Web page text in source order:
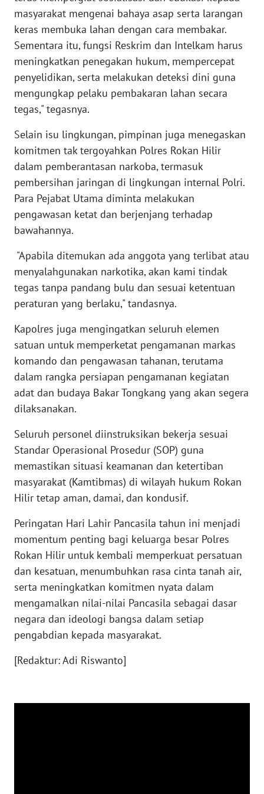
masyarakat mengenai bahaya asap serta larangan
keras membuka lahan dengan cara membakar.
Sementara itu, fungsi Reskrim dan Intelkam harus
meningkatkan penegakan hukum, mempercepat
penyelidikan, serta melakukan deteksi dini guna
mengungkap pelaku pembakaran lahan secara
tegas," tegasnya.
Selain isu lingkungan, pimpinan juga menegaskan
komitmen tak tergoyahkan Polres Rokan Hilir
dalam pemberantasan narkoba, termasuk
pembersihan jaringan di lingkungan internal Polri.
Para Pejabat Utama diminta melakukan
pengawasan ketat dan berjenjang terhadap
bawahannya.
"Apabila ditemukan ada anggota yang terlibat atau
menyalahgunakan narkotika, akan kami tindak
tegas tanpa pandang bulu dan sesuai ketentuan
peraturan yang berlaku," tandasnya.
Kapolres juga mengingatkan seluruh elemen
satuan untuk memperketat pengamanan markas
komando dan pengawasan tahanan, terutama
dalam rangka persiapan pengamanan kegiatan
adat dan budaya Bakar Tongkang yang akan segera
dilaksanakan.
Seluruh personel diinstruksikan bekerja sesuai
Standar Operasional Prosedur (SOP) guna
memastikan situasi keamanan dan ketertiban
masyarakat (Kamtibmas) di wilayah hukum Rokan
Hilir tetap aman, damai, dan kondusif.
Peringatan Hari Lahir Pancasila tahun ini menjadi
momentum penting bagi keluarga besar Polres
Rokan Hilir untuk kembali memperkuat persatuan
dan kesatuan, menumbuhkan rasa cinta tanah air,
serta meningkatkan komitmen nyata dalam
mengamalkan nilai-nilai Pancasila sebagai dasar
negara dan ideologi bangsa dalam setiap
pengabdian kepada masyarakat.
[Redaktur: Adi Riswanto]
WN
KALBAR
WN
KALTENG
WN
KALTARA
WN
KALSEL
WN
KALTIM
WN
SULSEL
WN
GORONTALO
WN
SULUT
MALUKU
WN
MALUT
DAIRI
WN
DANAU
WN
NIAS
WN
WN
TAPANULI
SELATAN